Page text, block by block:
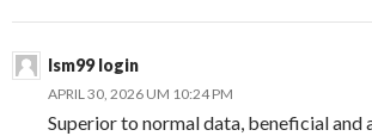
lsm99 login
APRIL 30, 2026 UM 10:24 PM
Superior to normal data, beneficial and